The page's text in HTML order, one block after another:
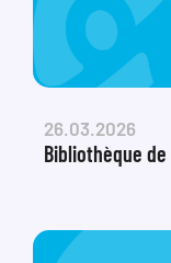
26.03.2026
Bibliothèque